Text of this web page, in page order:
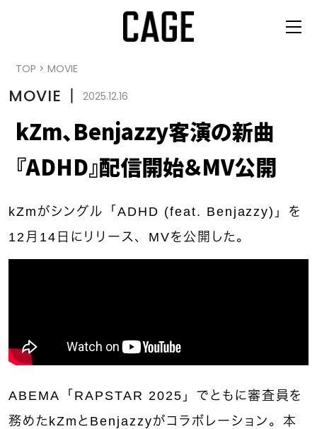
TOP > MOVIE
MOVIE 丨 2025.12.16
kZm、Benjazzy客演の新曲
『ADHD』配信開始＆MV公開
kZmがシングル「ADHD (feat. Benjazzy)」を
12月14日にリリース、MVを公開した。
ABEMA「RAPSTAR 2025」でともに審査員を
務めたkZmとBenjazzyがコラボレーション。本